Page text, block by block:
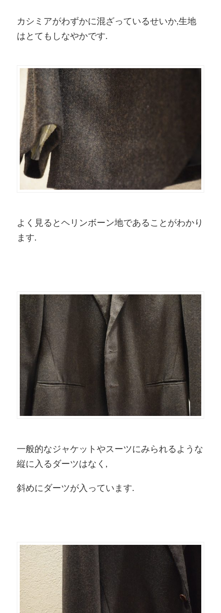
カシミアがわずかに混ざっているせいか,生地
はとてもしなやかです.
よく見るとヘリンボーン地であることがわかり
ます.
一般的なジャケットやスーツにみられるような
縦に入るダーツはなく,
斜めにダーツが入っています.